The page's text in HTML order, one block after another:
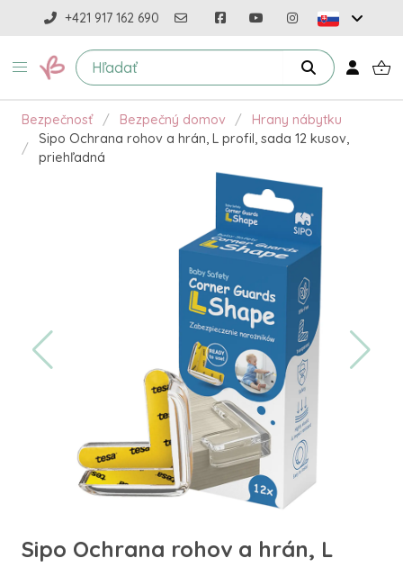
+421 917 162 690
Bezpečnosť Bezpečný domov
Hrany nábytku
Sipo Ochrana rohov a hrán, L profil, sada 12 kusov,
priehľadná
Sipo Ochrana rohov a hrán, L